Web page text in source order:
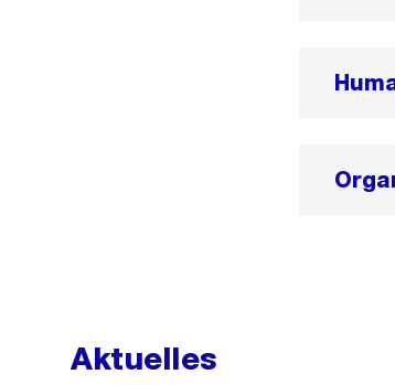
Aktuelles